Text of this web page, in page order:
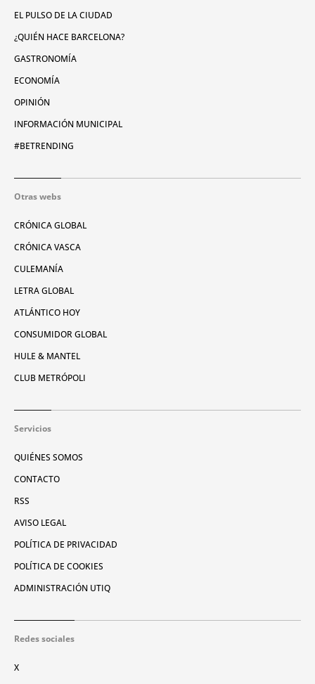
EL PULSO DE LA CIUDAD
¿QUIÉN HACE BARCELONA?
GASTRONOMÍA
ECONOMÍA
OPINIÓN
INFORMACIÓN MUNICIPAL
#BETRENDING
Otras webs
CRÓNICA GLOBAL
CRÓNICA VASCA
CULEMANÍA
LETRA GLOBAL
ATLÁNTICO HOY
CONSUMIDOR GLOBAL
HULE & MANTEL
CLUB METRÓPOLI
Servicios
QUIÉNES SOMOS
CONTACTO
RSS
AVISO LEGAL
POLÍTICA DE PRIVACIDAD
POLÍTICA DE COOKIES
ADMINISTRACIÓN UTIQ
Redes sociales
X